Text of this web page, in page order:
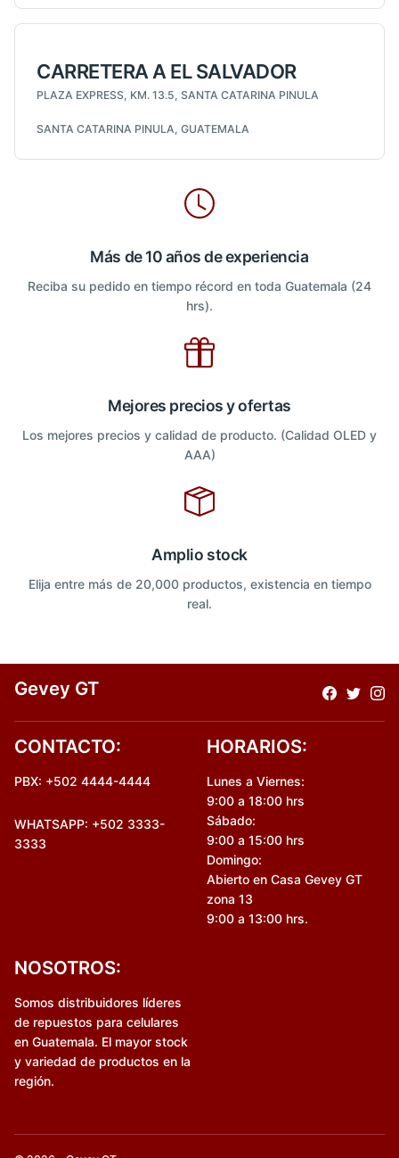
CARRETERA A EL SALVADOR
PLAZA EXPRESS, KM. 13.5, SANTA CATARINA PINULA
SANTA CATARINA PINULA, GUATEMALA
Más de 10 años de experiencia
Reciba su pedido en tiempo récord en toda Guatemala (24
hrs).
Mejores precios y ofertas
Los mejores precios y calidad de producto. (Calidad OLED y
AAA)
Amplio stock
Elija entre más de 20,000 productos, existencia en tiempo
real.
Gevey GT
CONTACTO:
PBX: +502 4444-4444
WHATSAPP: +502 3333-
3333
HORARIOS:
Lunes a Viernes:
9:00 a 18:00 hrs
Sábado:
9:00 a 15:00 hrs
Domingo:
Abierto en Casa Gevey GT
zona 13
9:00 a 13:00 hrs.
NOSOTROS:
Somos distribuidores líderes
de repuestos para celulares
en Guatemala. El mayor stock
y variedad de productos en la
región.